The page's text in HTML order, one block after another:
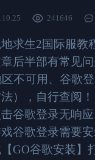
241646
求生2国际服教
后半部有常见
区不可用、谷歌
），自行查阅！
谷歌登录无响
谷歌登录需要
GO谷歌安装】